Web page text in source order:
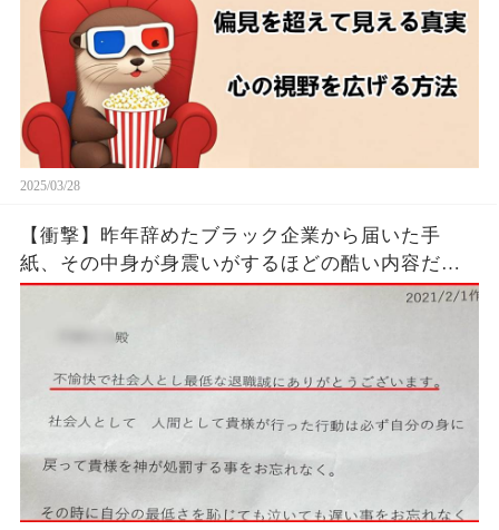
2025/03/28
【衝撃】昨年辞めたブラック企業から届いた手
紙、その中身が身震いがするほどの酷い内容だっ
た…...